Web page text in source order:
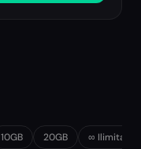
10GB 20GB ∞ Ilimitado